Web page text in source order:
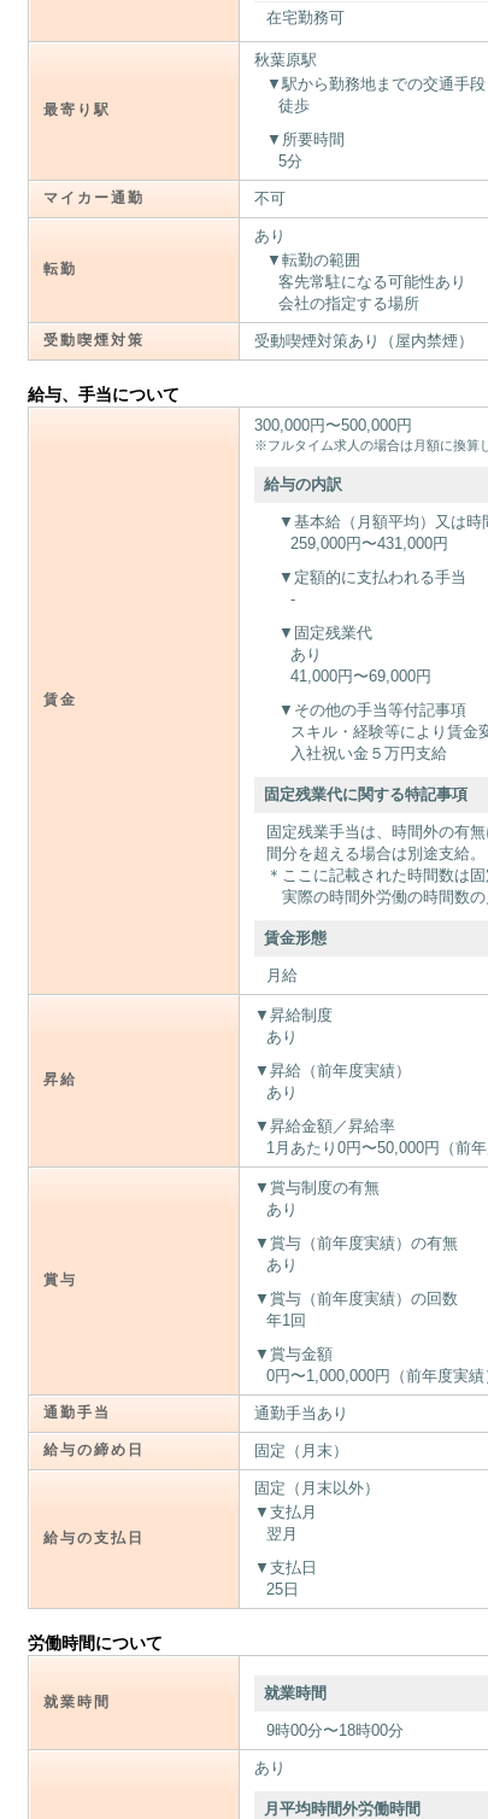
在宅勤務可
最寄り駅
秋葉原駅
駅から勤務地までの交通手段
徒歩
所要時間
5分
マイカー通勤 不可
転勤
あり
転勤の範囲
客先常駐になる可能性あり
会社の指定する場所
受動喫煙対策 受動喫煙対策あり（屋内禁煙）
給与、手当について
賃金
300,000円〜500,000円
※フルタイム求人の場合は月額に換算
給与の内訳
基本給（月額平均）又は時
259,000円〜431,000円
定額的に支払われる手当
-
固定残業代
あり
41,000円〜69,000円
その他の手当等付記事項
スキル・経験等により賃金
入社祝い金５万円支給
固定残業代に関する特記事項
固定残業手当は、時間外の有
間分を超える場合は別途支給。
＊ここに記載された時間数は
実際の時間外労働の時間数の
賃金形態
月給
昇給
昇給制度
あり
昇給（前年度実績）
あり
昇給金額／昇給率
1月あたり0円〜50,000円（前年
賞与
賞与制度の有無
あり
賞与（前年度実績）の有無
あり
賞与（前年度実績）の回数
年1回
賞与金額
0円〜1,000,000円（前年度実績
通勤手当 通勤手当あり
給与の締め日 固定（月末）
給与の支払日
固定（月末以外）
支払月
翌月
支払日
25日
労働時間について
就業時間 就業時間
9時00分〜18時00分
あり
月平均時間外労働時間